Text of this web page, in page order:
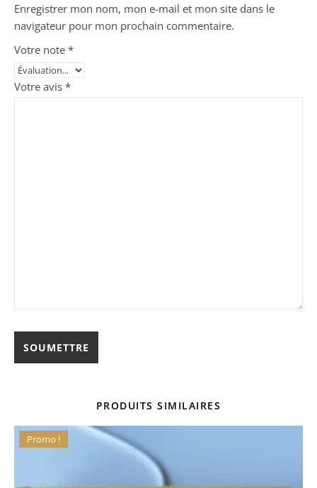
Enregistrer mon nom, mon e-mail et mon site dans le
navigateur pour mon prochain commentaire.
Votre note *
Votre avis *
PRODUITS SIMILAIRES
Promo !